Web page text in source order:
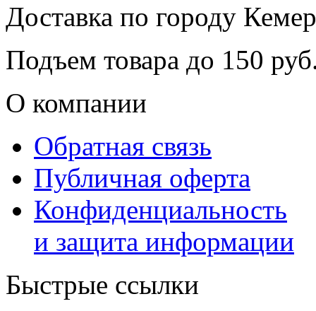
Доставка по городу
Подъем товара до 150
О компании
Обратная связь
Публичная оферта
Конфиденциальность
и защита информации
Быстрые ссылки